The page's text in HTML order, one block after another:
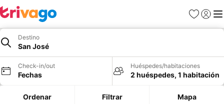
Favoritos
Iniciar
Destino
San José
Check-in/out
Fechas
Huéspedes/habitaciones
2 huéspedes, 1 habitación
Ordenar Filtrar Mapa